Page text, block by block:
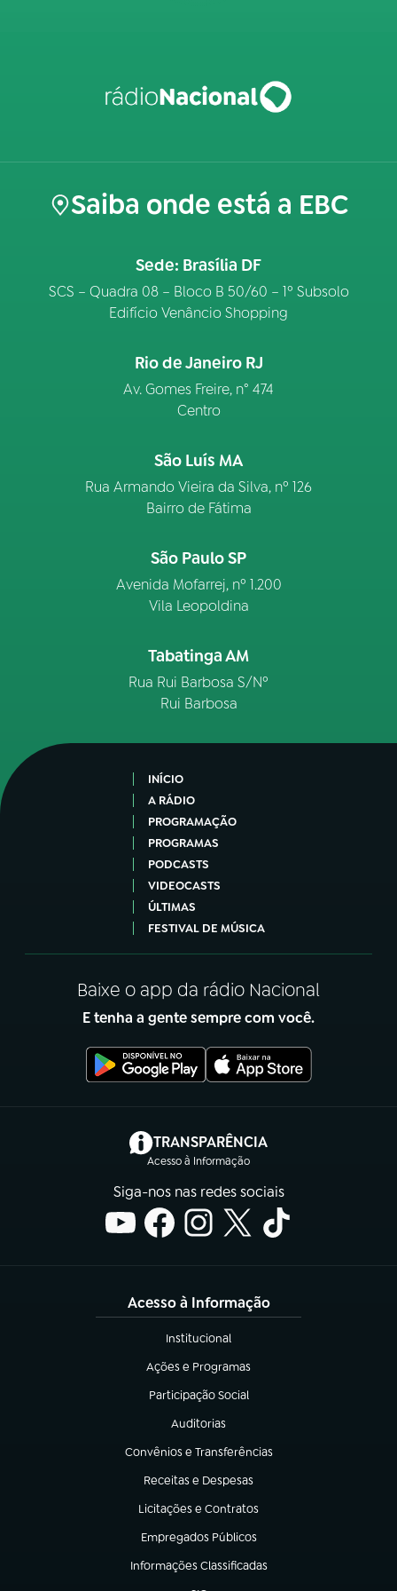
Saiba onde está a EBC
Sede: Brasília DF
SCS – Quadra 08 – Bloco B 50/60 – 1º Subsolo
Edifício Venâncio Shopping
Rio de Janeiro RJ
Av. Gomes Freire, n° 474
Centro
São Luís MA
Rua Armando Vieira da Silva, nº 126
Bairro de Fátima
São Paulo SP
Avenida Mofarrej, nº 1.200
Vila Leopoldina
Tabatinga AM
Rua Rui Barbosa S/Nº
Rui Barbosa
INÍCIO
A RÁDIO
PROGRAMAÇÃO
PROGRAMAS
PODCASTS
VIDEOCASTS
ÚLTIMAS
FESTIVAL DE MÚSICA
Baixe o app da rádio Nacional
E tenha a gente sempre com você.
TRANSPARÊNCIA
Acesso à Informação
(abre em nova aba)
Siga-nos nas redes sociais
Acesso à Informação
Institucional
(abre em nova aba)
Ações e Programas
(abre em nova aba)
Participação Social
(abre em nova aba)
Auditorias
(abre em nova aba)
Convênios e Transferências
(abre em nova aba)
Receitas e Despesas
(abre em nova aba)
Licitações e Contratos
(abre em nova aba)
Empregados Públicos
(abre em nova aba)
Informações Classificadas
(abre em nova aba)